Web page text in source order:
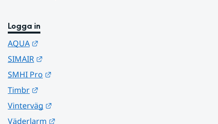
Logga in
AQUA
SIMAIR
SMHI Pro
Timbr
Vinterväg
Väderlarm